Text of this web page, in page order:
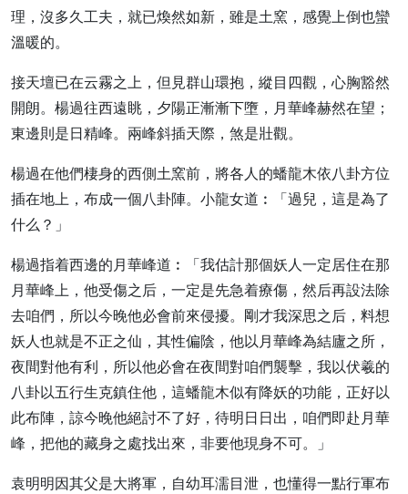
理，沒多久工夫，就已煥然如新，雖是土窯，感覺上倒也蠻
溫暖的。
接天壇已在云霧之上，但見群山環抱，縱目四觀，心胸豁然
開朗。楊過往西遠眺，夕陽正漸漸下墮，月華峰赫然在望；
東邊則是日精峰。兩峰斜插天際，煞是壯觀。
楊過在他們棲身的西側土窯前，將各人的蟠龍木依八卦方位
插在地上，布成一個八卦陣。小龍女道︰「過兒，這是為了
什么？」
楊過指着西邊的月華峰道︰「我估計那個妖人一定居住在那
月華峰上，他受傷之后，一定是先急着療傷，然后再設法除
去咱們，所以今晚他必會前來侵擾。剛才我深思之后，料想
妖人也就是不正之仙，其性偏陰，他以月華峰為結廬之所，
夜間對他有利，所以他必會在夜間對咱們襲擊，我以伏羲的
八卦以五行生克鎮住他，這蟠龍木似有降妖的功能，正好以
此布陣，諒今晚他絕討不了好，待明日日出，咱們即赴月華
峰，把他的藏身之處找出來，非要他現身不可。」
袁明明因其父是大將軍，自幼耳濡目泄，也懂得一點行軍布